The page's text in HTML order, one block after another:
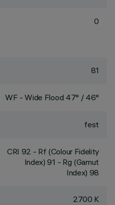
0
81
WF - Wide Flood 47° / 46°
fest
CRI 92 - Rf (Colour Fidelity
Index) 91 - Rg (Gamut
Index) 98
2700 K